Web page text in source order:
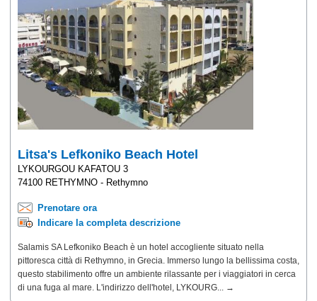
Litsa's Lefkoniko Beach Hotel
LYKOURGOU KAFATOU 3
74100 RETHYMNO - Rethymno
Prenotare ora
Indicare la completa descrizione
Salamis SA Lefkoniko Beach è un hotel accogliente situato nella
pittoresca città di Rethymno, in Grecia. Immerso lungo la bellissima costa,
questo stabilimento offre un ambiente rilassante per i viaggiatori in cerca
di una fuga al mare. L'indirizzo dell'hotel, LYKOURG... →